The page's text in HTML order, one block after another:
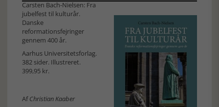
Carsten Bach-Nielsen: Fra
jubelfest til kulturår.
Danske
reformationsfejringer
gennem 400 år.
Aarhus Universitetsforlag.
382 sider. Illustreret.
399,95 kr.
AfChristian Kaaber